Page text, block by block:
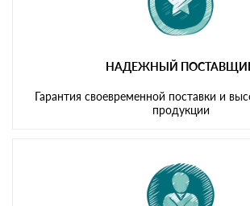
НАДЕЖНЫЙ
Гарантия своевременной поставки и
продукции